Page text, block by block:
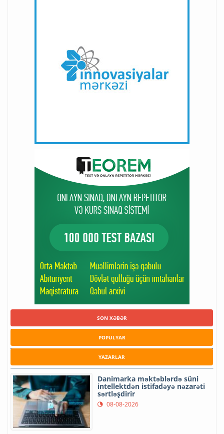
SON XƏBƏR
POPULYAR
YAZARLAR
Danimarka məktəblərdə süni
intellektdən istifadəyə nəzarəti
sərtləşdirir
08-08-2026